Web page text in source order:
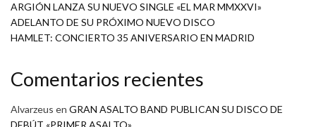
ARGIÓN LANZA SU NUEVO SINGLE «EL MAR MMXXVI»
ADELANTO DE SU PRÓXIMO NUEVO DISCO
HAMLET: CONCIERTO 35 ANIVERSARIO EN MADRID
Comentarios recientes
Alvarzeus en GRAN ASALTO BAND PUBLICAN SU DISCO DE
DEBÚT «PRIMER ASALTO»